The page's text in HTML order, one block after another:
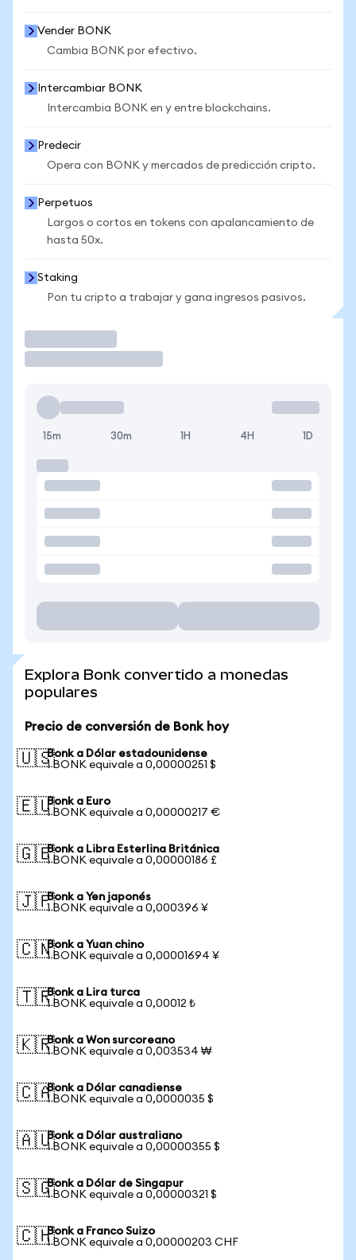
Vender BONK
Cambia BONK por efectivo.
Intercambiar BONK
Intercambia BONK en y entre blockchains.
Predecir
Opera con BONK y mercados de predicción cripto.
Perpetuos
Largos o cortos en tokens con apalancamiento de
hasta 50x.
Staking
Pon tu cripto a trabajar y gana ingresos pasivos.
15m 30m 1H 4H 1D
Explora Bonk convertido a monedas
populares
Precio de conversión de Bonk hoy
🇺🇸Bonk a Dólar estadounidense
1 BONK equivale a 0,00000251 $
🇪🇺Bonk a Euro
1 BONK equivale a 0,00000217 €
🇬🇧Bonk a Libra Esterlina Británica
1 BONK equivale a 0,00000186 £
🇯🇵Bonk a Yen japonés
1 BONK equivale a 0,000396 ¥
🇨🇳Bonk a Yuan chino
1 BONK equivale a 0,00001694 ¥
🇹🇷Bonk a Lira turca
1 BONK equivale a 0,00012 ₺
🇰🇷Bonk a Won surcoreano
1 BONK equivale a 0,003534 ₩
🇨🇦Bonk a Dólar canadiense
1 BONK equivale a 0,0000035 $
🇦🇺Bonk a Dólar australiano
1 BONK equivale a 0,00000355 $
🇸🇬Bonk a Dólar de Singapur
1 BONK equivale a 0,00000321 $
🇨🇭Bonk a Franco Suizo
1 BONK equivale a 0,00000203 CHF